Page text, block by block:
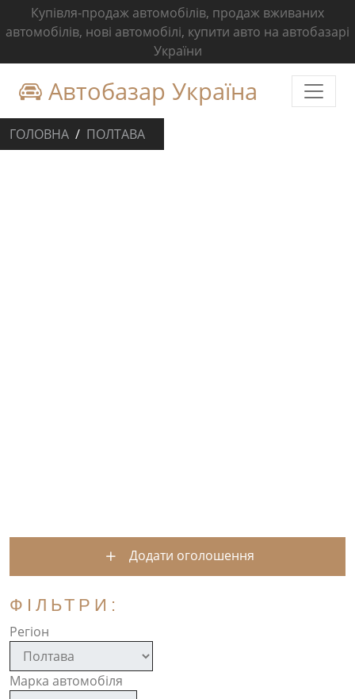
Купівля-продаж автомобілів, продаж вживаних
автомобілів, нові автомобілі, купити авто на автобазарі
України
Автобазар Україна
ГОЛОВНА ПОЛТАВА
Додати оголошення
ФІЛЬТРИ:
Регіон
Марка автомобіля